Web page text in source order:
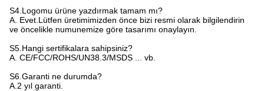
S4.Logomu ürüne yazdırmak tamam mı?
A. Evet.Lütfen üretimimizden önce bizi resmi olarak bilgilendirin
ve öncelikle numunemize göre tasarımı onaylayın.
S5.Hangi sertifikalara sahipsiniz?
A. CE/FCC/ROHS/UN38.3/MSDS ... vb.
S6.Garanti ne durumda?
A.2 yıl garanti.